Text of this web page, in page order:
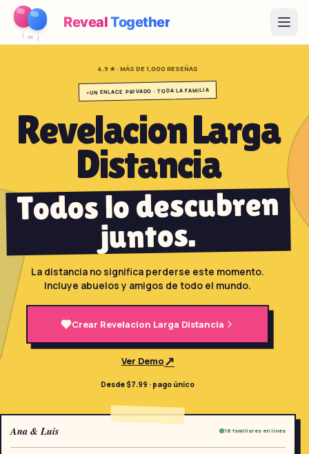
RevealTogether
Cómo Funciona
Juegos
Precios
Juegos, imprimibles e ideas prácticas gratis
Kit imprimible gratis
Herramientas Gratis
Iniciar Sesión
4.9 ★ · MÁS DE 1,000 RESEÑAS
●UN ENLACE PRIVADO · TODA LA FAMILIA
Revelacion Larga
Distancia
Todos lo descubren
juntos.
La distancia no significa perderse este momento.
Incluye abuelos y amigos de todo el mundo.
Crear Revelacion Larga Distancia
Ver Demo↗
Desde $7.99 · pago único
Ana & Luis 18 familiares en línea